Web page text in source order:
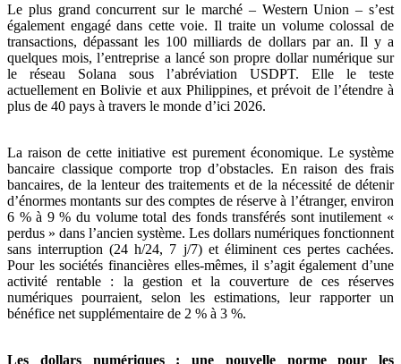
Le plus grand concurrent sur le marché – Western Union – s’est
également engagé dans cette voie. Il traite un volume colossal de
transactions, dépassant les 100 milliards de dollars par an. Il y a
quelques mois, l’entreprise a lancé son propre dollar numérique sur
le réseau Solana sous l’abréviation USDPT. Elle le teste
actuellement en Bolivie et aux Philippines, et prévoit de l’étendre à
plus de 40 pays à travers le monde d’ici 2026.
La raison de cette initiative est purement économique. Le système
bancaire classique comporte trop d’obstacles. En raison des frais
bancaires, de la lenteur des traitements et de la nécessité de détenir
d’énormes montants sur des comptes de réserve à l’étranger, environ
6 % à 9 % du volume total des fonds transférés sont inutilement «
perdus » dans l’ancien système. Les dollars numériques fonctionnent
sans interruption (24 h/24, 7 j/7) et éliminent ces pertes cachées.
Pour les sociétés financières elles-mêmes, il s’agit également d’une
activité rentable : la gestion et la couverture de ces réserves
numériques pourraient, selon les estimations, leur rapporter un
bénéfice net supplémentaire de 2 % à 3 %.
Les dollars numériques : une nouvelle norme pour les